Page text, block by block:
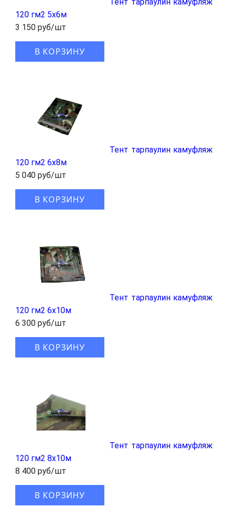
120 гм2 5x6м
3 150 руб/шт
В КОРЗИНУ
Тент тарпаулин камуфляж
120 гм2 6x8м
5 040 руб/шт
В КОРЗИНУ
Тент тарпаулин камуфляж
120 гм2 6x10м
6 300 руб/шт
В КОРЗИНУ
Тент тарпаулин камуфляж
120 гм2 8x10м
8 400 руб/шт
В КОРЗИНУ